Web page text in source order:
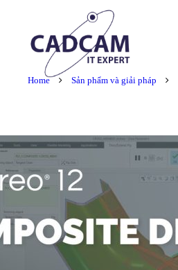
Home Sản phẩm và giải pháp